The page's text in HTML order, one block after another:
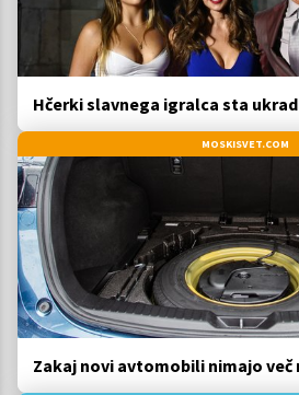
Hčerki slavnega igralca sta
MOSKISVET.COM
Zakaj novi avtomobili nimajo več